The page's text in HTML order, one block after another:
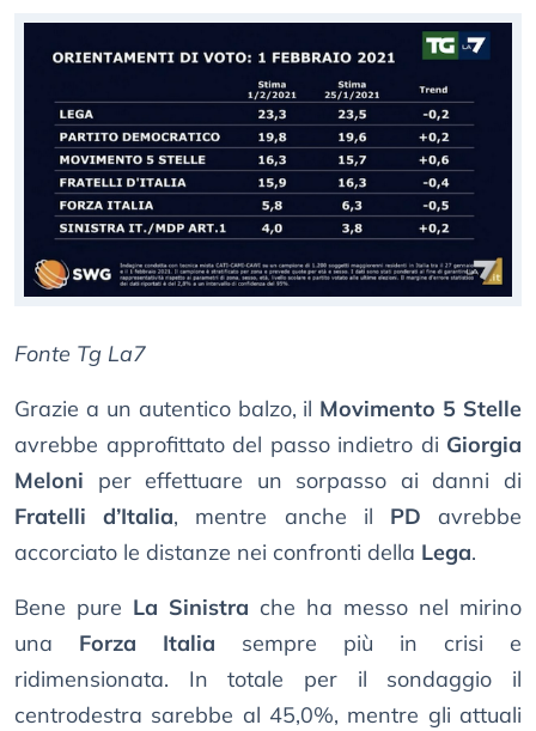
Fonte Tg La7
Grazie a un autentico balzo, il Movimento 5 Stelle
avrebbe approfittato del passo indietro di Giorgia
Meloni per effettuare un sorpasso ai danni di
Fratelli d’Italia, mentre anche il PD avrebbe
accorciato le distanze nei confronti della Lega.
Bene pure La Sinistra che ha messo nel mirino
una Forza Italia sempre più in crisi e
ridimensionata. In totale per il sondaggio il
centrodestra sarebbe al 45,0%, mentre gli attuali